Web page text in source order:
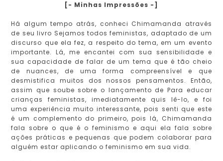
[- Minhas Impressões -]
Há algum tempo atrás, conheci Chimamanda através
de seu livro Sejamos todos feministas, adaptado de um
discurso que ela fez, a respeito do tema, em um evento
importante. Lá, me encantei com sua sensibilidade e
sua capacidade de falar de um tema que é tão cheio
de nuances, de uma forma compreensível e que
desmistifica muitos dos nossos pensamentos. Então,
assim que soube sobre o lançamento de Para educar
crianças feministas, imediatamente quis lê-lo, e foi
uma experiência muito interessante, pois senti que este
é um complemento do primeiro, pois lá, Chimamanda
fala sobre o que é o feminismo e aqui ela fala sobre
ações práticas e pequenas que podem colaborar para
alguém estar aplicando o feminismo em sua vida.